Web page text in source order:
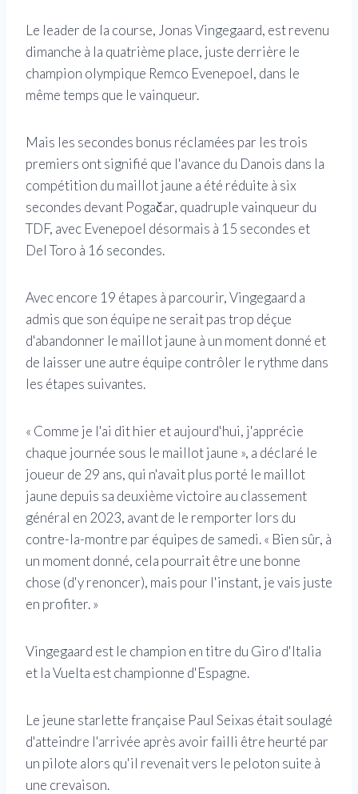
Le leader de la course, Jonas Vingegaard, est revenu
dimanche à la quatrième place, juste derrière le
champion olympique Remco Evenepoel, dans le
même temps que le vainqueur.
Mais les secondes bonus réclamées par les trois
premiers ont signifié que l'avance du Danois dans la
compétition du maillot jaune a été réduite à six
secondes devant Pogačar, quadruple vainqueur du
TDF, avec Evenepoel désormais à 15 secondes et
Del Toro à 16 secondes.
Avec encore 19 étapes à parcourir, Vingegaard a
admis que son équipe ne serait pas trop déçue
d'abandonner le maillot jaune à un moment donné et
de laisser une autre équipe contrôler le rythme dans
les étapes suivantes.
« Comme je l'ai dit hier et aujourd'hui, j'apprécie
chaque journée sous le maillot jaune », a déclaré le
joueur de 29 ans, qui n'avait plus porté le maillot
jaune depuis sa deuxième victoire au classement
général en 2023, avant de le remporter lors du
contre-la-montre par équipes de samedi. « Bien sûr, à
un moment donné, cela pourrait être une bonne
chose (d'y renoncer), mais pour l'instant, je vais juste
en profiter. »
Vingegaard est le champion en titre du Giro d'Italia
et la Vuelta est championne d'Espagne.
Le jeune starlette française Paul Seixas était soulagé
d'atteindre l'arrivée après avoir failli être heurté par
un pilote alors qu'il revenait vers le peloton suite à
une crevaison.